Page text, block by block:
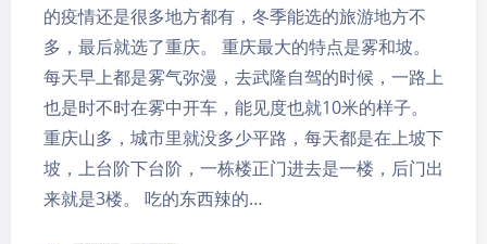
的疫情还是很多地方都有，冬季能选的旅游地方不
多，最后就选了重庆。 重庆最大的特点是雾和坡。
每天早上都是雾气弥漫，去武隆自驾的时候，一路上
也是时不时在雾中开车，能见度也就10米的样子。
重庆山多，城市里就没多少平路，每天都是在上坡下
坡，上台阶下台阶，一栋楼正门进去是一楼，后门出
来就是3楼。 吃的东西辣的…